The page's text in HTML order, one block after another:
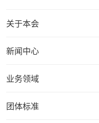
关于本会
新闻中心
业务领域
团体标准